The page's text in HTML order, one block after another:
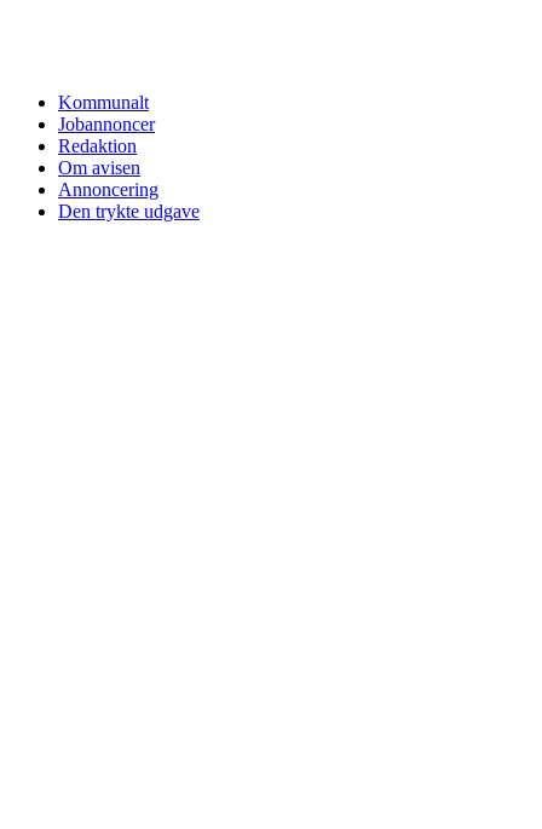
Kommunalt
Jobannoncer
Redaktion
Om avisen
Annoncering
Den trykte udgave